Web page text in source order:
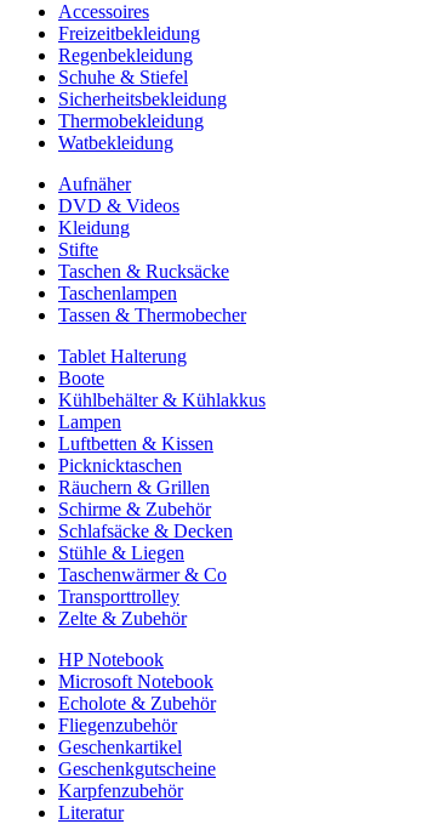
Accessoires
Freizeitbekleidung
Regenbekleidung
Schuhe & Stiefel
Sicherheitsbekleidung
Thermobekleidung
Watbekleidung
Aufnäher
DVD & Videos
Kleidung
Stifte
Taschen & Rucksäcke
Taschenlampen
Tassen & Thermobecher
Tablet Halterung
Boote
Kühlbehälter & Kühlakkus
Lampen
Luftbetten & Kissen
Picknicktaschen
Räuchern & Grillen
Schirme & Zubehör
Schlafsäcke & Decken
Stühle & Liegen
Taschenwärmer & Co
Transporttrolley
Zelte & Zubehör
HP Notebook
Microsoft Notebook
Echolote & Zubehör
Fliegenzubehör
Geschenkartikel
Geschenkgutscheine
Karpfenzubehör
Literatur